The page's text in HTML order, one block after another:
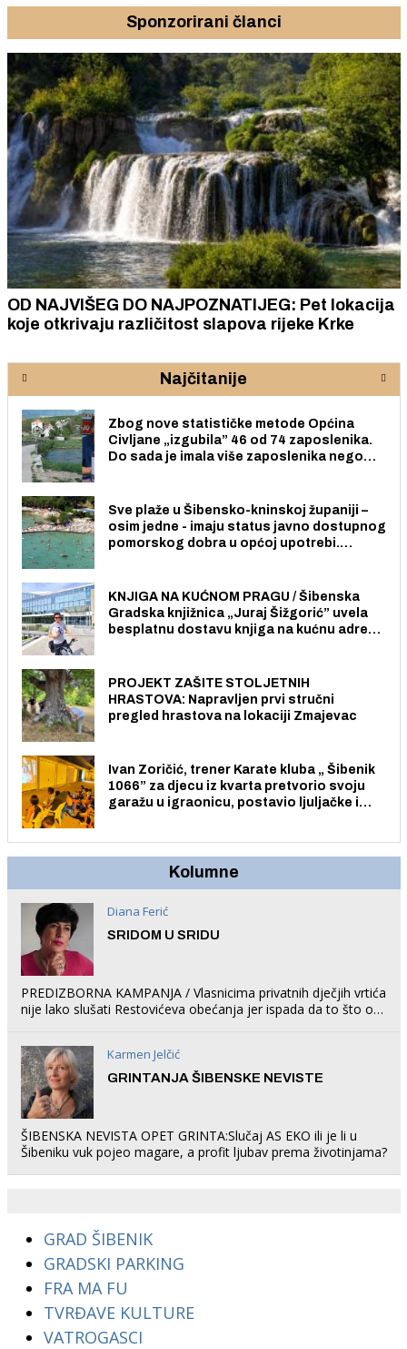
Sponzorirani članci
ZAVRŠNICA TROKUT AKADEMIJE: Sutra susret
ideja, iskustava i ljudi koji žele aktivno
lokalne zajednice
Najčitanije
Zbog nove statističke metode Općina
Civljane „izgubila” 46 od 74 zaposlenika.
Do sada je imala više zaposlenika nego
Sve plaže u Šibensko-kninskoj županiji –
osim jedne - imaju status javno dostupnog
pomorskog dobra u općoj upotrebi.
KNJIGA NA KUĆNOM PRAGU / Šibenska
Gradska knjižnica „Juraj Šižgorić” uvela
besplatnu dostavu knjiga na kućnu adresu
PROJEKT ZAŠITE STOLJETNIH
HRASTOVA: Napravljen prvi stručni
pregled hrastova na lokaciji Zmajevac
Ivan Zoričić, trener Karate kluba „ Šibenik
1066” za djecu iz kvarta pretvorio svoju
garažu u igraonicu, postavio ljuljačke i
Kolumne
Diana Ferić
SRIDOM U SRIDU
PREDIZBORNA KAMPANJA / Vlasnicima privatnih dječjih vrtića
nije lako slušati Restovićeva obećanja jer ispada da to što oni
Karmen Jelčić
GRINTANJA ŠIBENSKE NEVISTE
ŠIBENSKA NEVISTA OPET GRINTA:Slučaj AS EKO ili je li u
Šibeniku vuk pojeo magare, a profit ljubav prema životinjama?
GRAD ŠIBENIK
GRADSKI PARKING
FRA MA FU
TVRĐAVE KULTURE
VATROGASCI